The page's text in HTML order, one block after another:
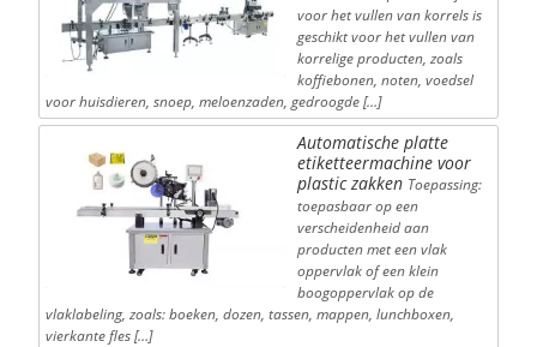
voor het vullen van korrels is
geschikt voor het vullen van
korrelige producten, zoals
koffiebonen, noten, voedsel
voor huisdieren, snoep, meloenzaden, gedroogde […]
Automatische platte
etiketteermachine voor
plastic zakken Toepassing:
toepasbaar op een
verscheidenheid aan
producten met een vlak
oppervlak of een klein
boogoppervlak op de
vlaklabeling, zoals: boeken, dozen, tassen, mappen, lunchboxen,
vierkante fles […]